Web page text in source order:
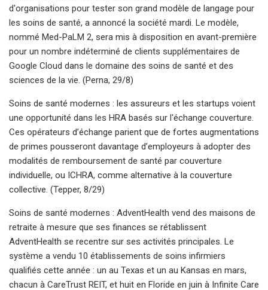
d'organisations pour tester son grand modèle de langage pour
les soins de santé, a annoncé la société mardi. Le modèle,
nommé Med-PaLM 2, sera mis à disposition en avant-première
pour un nombre indéterminé de clients supplémentaires de
Google Cloud dans le domaine des soins de santé et des
sciences de la vie. (Perna, 29/8)
Soins de santé modernes : les assureurs et les startups voient
une opportunité dans les HRA basés sur l'échange couverture.
Ces opérateurs d’échange parient que de fortes augmentations
de primes pousseront davantage d’employeurs à adopter des
modalités de remboursement de santé par couverture
individuelle, ou ICHRA, comme alternative à la couverture
collective. (Tepper, 8/29)
Soins de santé modernes : AdventHealth vend des maisons de
retraite à mesure que ses finances se rétablissent
AdventHealth se recentre sur ses activités principales. Le
système a vendu 10 établissements de soins infirmiers
qualifiés cette année : un au Texas et un au Kansas en mars,
chacun à CareTrust REIT, et huit en Floride en juin à Infinite Care